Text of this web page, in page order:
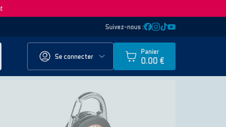
Suivez-nous :
Se connecter
Panier
0.00 €